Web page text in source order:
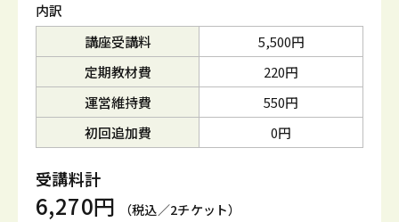
内訳
講座受講料
5,500円
定期教材費
220円
運営維持費
550円
初回追加費
0円
受講料計
6,270円 （税込／2チケット）